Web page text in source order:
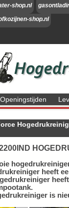
shop.nl
shop.nl
heeft
is